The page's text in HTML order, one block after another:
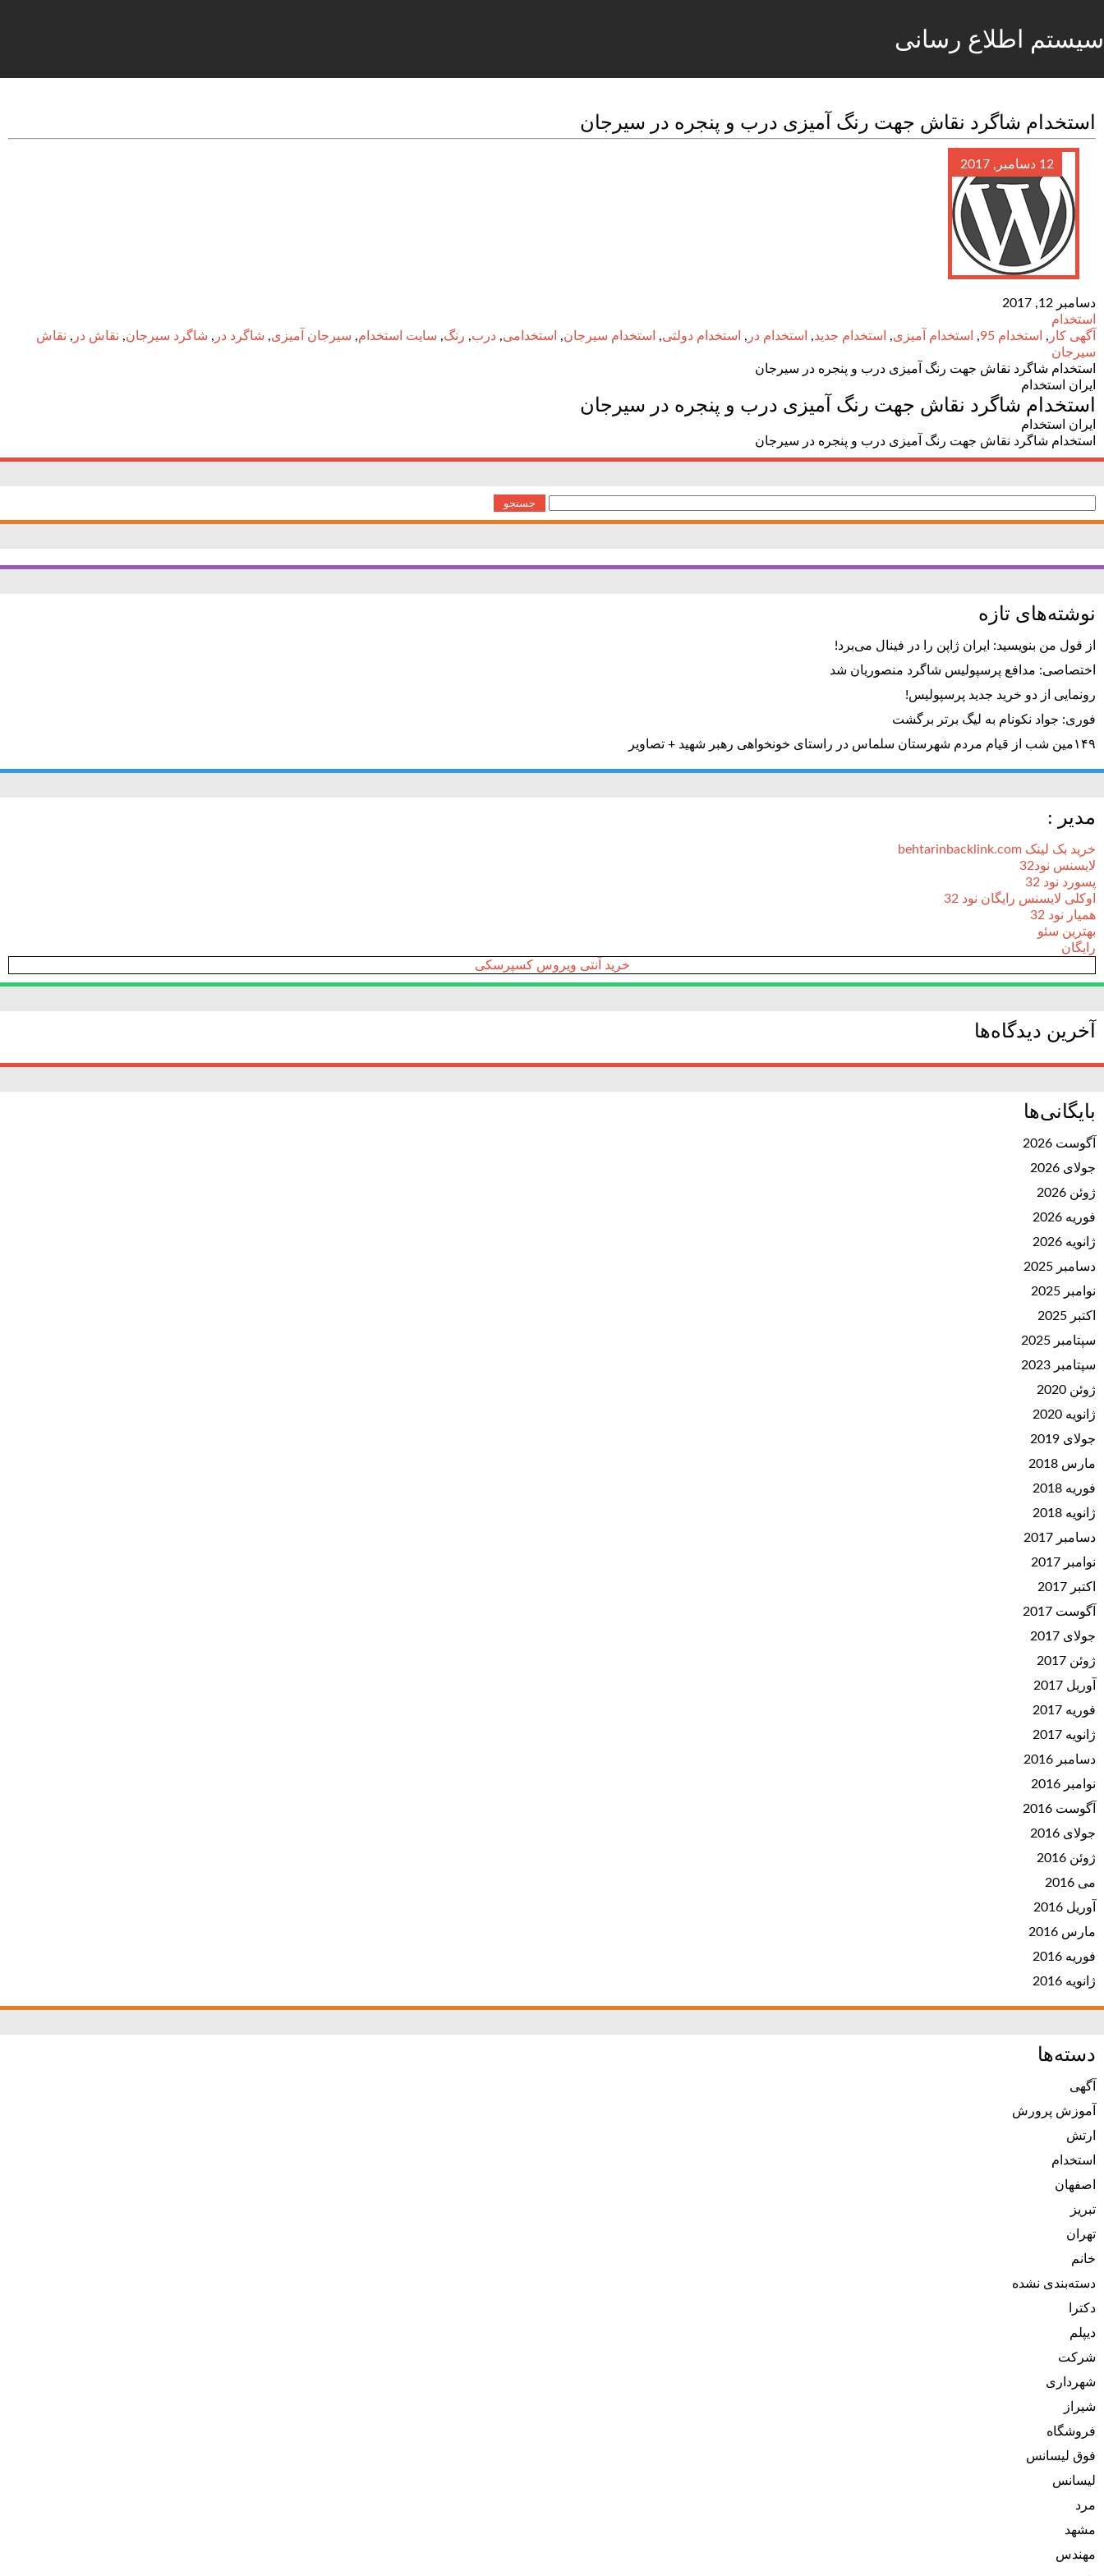
سیستم اطلاع رسانی
استخدام شاگرد نقاش جهت رنگ آمیزی درب و پنجره در سیرجان
12 دسامبر, 2017
دسامبر 12, 2017
استخدام
آگهی کار , استخدام 95 , استخدام آمیزی, استخدام جدید, استخدام در , استخدام دولتی, استخدام سیرجان, استخدامی, درب, رنگ, سایت استخدام, سیرجان آمیزی, شاگرد در , شاگرد سیرجان, نقاش در , نقاش
سیرجان
استخدام شاگرد نقاش جهت رنگ آمیزی درب و پنجره در سیرجان
ایران استخدام
استخدام شاگرد نقاش جهت رنگ آمیزی درب و پنجره در سیرجان
ایران استخدام
استخدام شاگرد نقاش جهت رنگ آمیزی درب و پنجره در سیرجان
برای:
نوشته‌های تازه
از قول من بنویسید: ایران ژاپن را در فینال می‌برد!
اختصاصی: مدافع پرسپولیس شاگرد منصوریان شد
رونمایی از دو خرید جدید پرسپولیس!
فوری: جواد نکونام به لیگ برتر برگشت
۱۴۹مین شب از قیام مردم شهرستان سلماس در راستای خونخواهی رهبر شهید + تصاویر
مدیر :
خرید بک لینک behtarinbacklink.com
لایسنس نود32
پسورد نود 32
اوکلی لایسنس رایگان نود 32
همیار نود 32
بهترین سئو
رایگان
خرید آنتی ویروس کسپرسکی
آخرین دیدگاه‌ها
بایگانی‌ها
آگوست 2026
جولای 2026
ژوئن 2026
فوریه 2026
ژانویه 2026
دسامبر 2025
نوامبر 2025
اکتبر 2025
سپتامبر 2025
سپتامبر 2023
ژوئن 2020
ژانویه 2020
جولای 2019
مارس 2018
فوریه 2018
ژانویه 2018
دسامبر 2017
نوامبر 2017
اکتبر 2017
آگوست 2017
جولای 2017
ژوئن 2017
آوریل 2017
فوریه 2017
ژانویه 2017
دسامبر 2016
نوامبر 2016
آگوست 2016
جولای 2016
ژوئن 2016
می 2016
آوریل 2016
مارس 2016
فوریه 2016
ژانویه 2016
دسته‌ها
آگهی
آموزش پرورش
ارتش
استخدام
اصفهان
تبریز
تهران
خانم
دسته‌بندی نشده
دکترا
دیپلم
شرکت
شهرداری
شیراز
فروشگاه
فوق لیسانس
لیسانس
مرد
مشهد
مهندس